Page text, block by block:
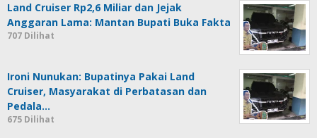
Land Cruiser Rp2,6 Miliar dan Jejak
Anggaran Lama: Mantan Bupati Buka Fakta
707 Dilihat
Ironi Nunukan: Bupatinya Pakai Land
Cruiser, Masyarakat di Perbatasan dan
Pedala…
675 Dilihat